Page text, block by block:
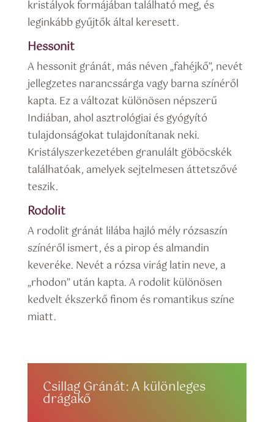
kristályok formájában található meg, és
leginkább gyűjtők által keresett.
Hessonit
A hessonit gránát, más néven „fahéjkő”, nevét
jellegzetes narancssárga vagy barna színéről
kapta. Ez a változat különösen népszerű
Indiában, ahol asztrológiai és gyógyító
tulajdonságokat tulajdonítanak neki.
Kristályszerkezetében granulált göböcskék
találhatóak, amelyek sejtelmesen áttetszővé
teszik.
Rodolit
A rodolit gránát lilába hajló mély rózsaszín
színéről ismert, és a pirop és almandin
keveréke. Nevét a rózsa virág latin neve, a
„rhodon” után kapta. A rodolit különösen
kedvelt ékszerkő finom és romantikus színe
miatt.
Csillag Gránát: A különleges
drágakő